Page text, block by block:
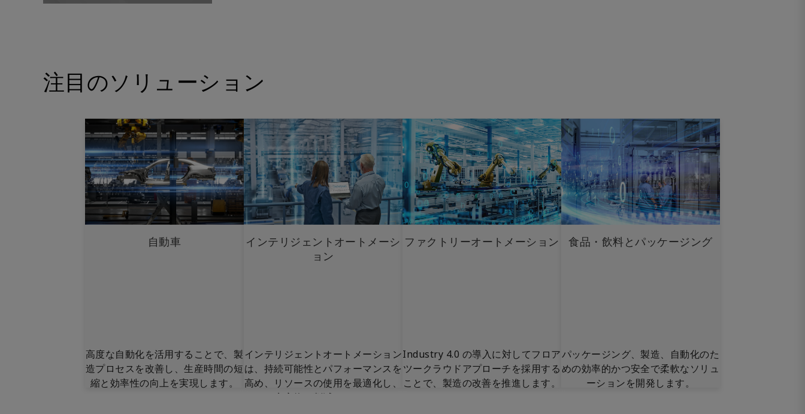
注目のソリューション
自動車
高度な自動化を活用することで、製
造プロセスを改善し、生産時間の短
縮と効率性の向上を実現します。
インテリジェントオートメーシ
ョン
インテリジェントオートメーション
は、持続可能性とパフォーマンスを
高め、リソースの使用を最適化し、
廃棄物を削減します。
ファクトリーオートメーション
Industry 4.0 の導入に対してフロア
ツークラウドアプローチを採用する
ことで、製造の改善を推進します。
食品・飲料とパッケージング
パッケージング、製造、自動化のた
めの効率的かつ安全で柔軟なソリュ
ーションを開発します。